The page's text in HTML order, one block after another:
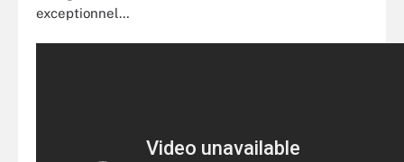
exceptionnel…